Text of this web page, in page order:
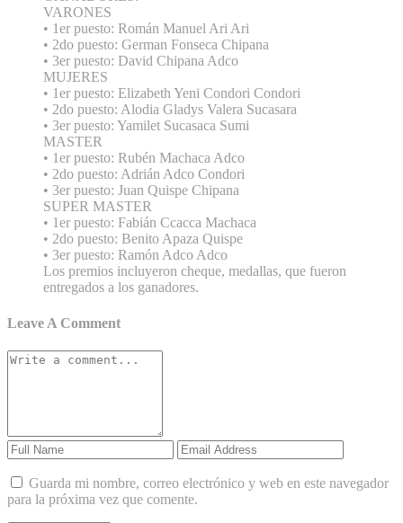
VARONES
• 1er puesto: Román Manuel Ari Ari
• 2do puesto: German Fonseca Chipana
• 3er puesto: David Chipana Adco
MUJERES
• 1er puesto: Elizabeth Yeni Condori Condori
• 2do puesto: Alodia Gladys Valera Sucasara
• 3er puesto: Yamilet Sucasaca Sumi
MASTER
• 1er puesto: Rubén Machaca Adco
• 2do puesto: Adrián Adco Condori
• 3er puesto: Juan Quispe Chipana
SUPER MASTER
• 1er puesto: Fabián Ccacca Machaca
• 2do puesto: Benito Apaza Quispe
• 3er puesto: Ramón Adco Adco
Los premios incluyeron cheque, medallas, que fueron
entregados a los ganadores.
Leave A Comment
Guarda mi nombre, correo electrónico y web en este navegador
para la próxima vez que comente.